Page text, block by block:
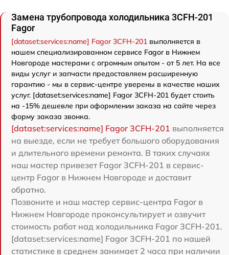
Замена трубопровода холодильника 3CFH-201
Fagor
[dataset:services:name] Fagor 3CFH-201 выполняется в
нашем специализированном сервисе Fagor в Нижнем
Новгороде мастерами с огромным опытом - от 5 лет. На все
виды услуг и запчасти предоставляем расширенную
гарантию - мы в сервис-центре уверены в качестве наших
услуг. [dataset:services:name] Fagor 3CFH-201 будет стоить
на -15% дешевле при оформлении заказа на сайте через
форму заказа звонка.
[dataset:services:name] Fagor 3CFH-201 выполняется
на выезде, если не требует большого оборудования
и длительного времени ремонта. В таких случаях
наш мастер привезет Fagor 3CFH-201 в сервис-
центр Fagor в Нижнем Новгороде и доставит
обратно.
Позвоните и наш мастер сервис-центра Fagor в
Нижнем Новгороде проконсультирует и озвучит
стоимость работ над холодильника Fagor 3CFH-201.
[dataset:services:name] Fagor 3CFH-201 по нашей
статистике в среднем занимает 2 часа при наличии